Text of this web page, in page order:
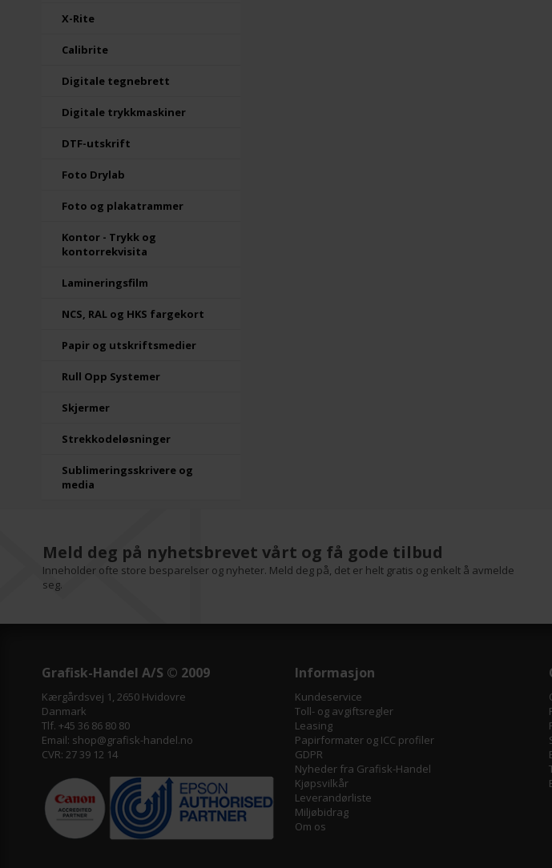
X-Rite
Calibrite
Digitale tegnebrett
Digitale trykkmaskiner
DTF-utskrift
Foto Drylab
Foto og plakatrammer
Kontor - Trykk og
kontorrekvisita
Lamineringsfilm
NCS, RAL og HKS fargekort
Papir og utskriftsmedier
Rull Opp Systemer
Skjermer
Strekkodeløsninger
Sublimeringsskrivere og
media
Meld deg på nyhetsbrevet vårt og få gode tilbud
Inneholder ofte store besparelser og nyheter. Meld deg på, det er helt gratis og enkelt å avmelde
seg.
Grafisk-Handel A/S © 2009
Kærgårdsvej 1, 2650 Hvidovre
Danmark
Tlf. +45 36 86 80 80
Email: shop@grafisk-handel.no
CVR: 27 39 12 14
Informasjon
Kundeservice
Toll- og avgiftsregler
Leasing
Papirformater og ICC profiler
GDPR
Nyheder fra Grafisk-Handel
Kjøpsvilkår
Leverandørliste
Miljøbidrag
Om os